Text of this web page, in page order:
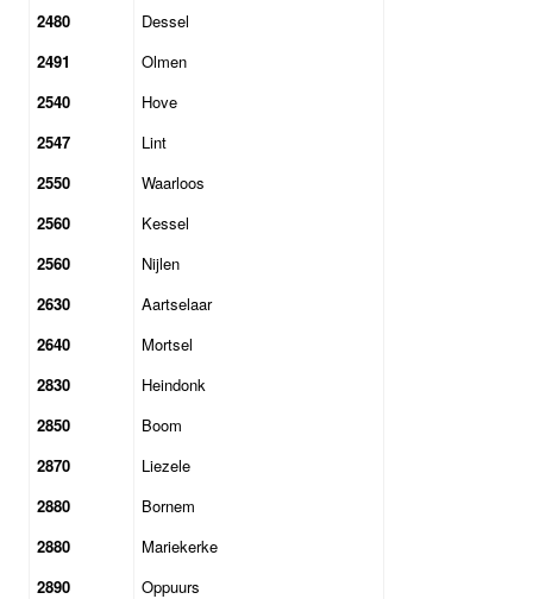
2480
Dessel
2491
Olmen
2540
Hove
2547
Lint
2550
Waarloos
2560
Kessel
2560
Nijlen
2630
Aartselaar
2640
Mortsel
2830
Heindonk
2850
Boom
2870
Liezele
2880
Bornem
2880
Mariekerke
2890
Oppuurs